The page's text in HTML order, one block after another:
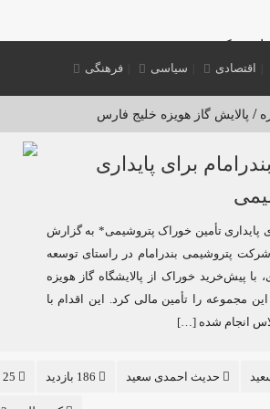
کرد
اقتصادی سیاسی فرهنگی
/ پالایش گاز هویزه خلیج فارس
برای پایداری
پایداری تأمین خوراک پتروشیمی* به گزارش
شرکت پتروشیمی بندرامام در راستای توسعه
با پیش‌خرید خوراک از پالایشگاه گاز هویزه
مجموعه را تأمین مالی کرد. این اقدام با
حدیث احمدی سعید